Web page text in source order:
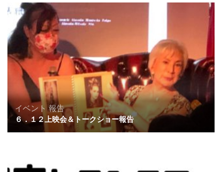
イベント 報告
６．１２上映会＆トークショー報告